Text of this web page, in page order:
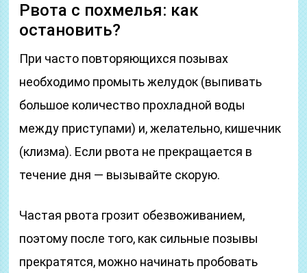
Рвота с похмелья: как
остановить?
При часто повторяющихся позывах
необходимо промыть желудок (выпивать
большое количество прохладной воды
между приступами) и, желательно, кишечник
(клизма). Если рвота не прекращается в
течение дня — вызывайте скорую.
Частая рвота грозит обезвоживанием,
поэтому после того, как сильные позывы
прекратятся, можно начинать пробовать